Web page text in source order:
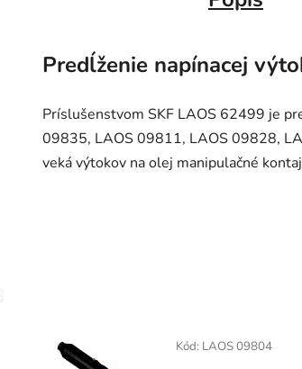
Predĺženie napínacej
Príslušenstvom SKF LAOS 62499 je
09835, LAOS 09811, LAOS 09828,
veká výtokov na olej manipulačné
Kód: LAOS 09804